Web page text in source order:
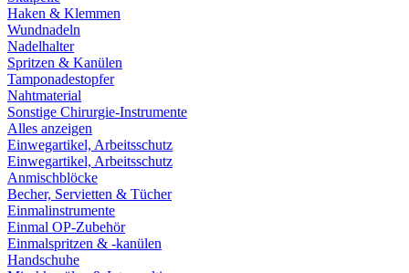
Haken & Klemmen
Wundnadeln
Nadelhalter
Spritzen & Kanülen
Tamponadestopfer
Nahtmaterial
Sonstige Chirurgie-Instrumente
Alles anzeigen
Einwegartikel, Arbeitsschutz
Einwegartikel, Arbeitsschutz
Anmischblöcke
Becher, Servietten & Tücher
Einmalinstrumente
Einmal OP-Zubehör
Einmalspritzen & -kanülen
Handschuhe